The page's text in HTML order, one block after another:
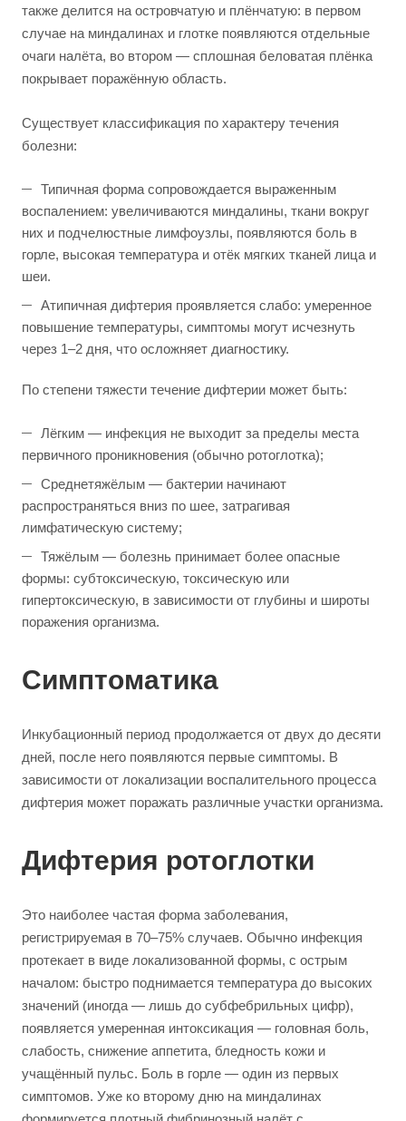
также делится на островчатую и плёнчатую: в первом
случае на миндалинах и глотке появляются отдельные
очаги налёта, во втором — сплошная беловатая плёнка
покрывает поражённую область.
Существует классификация по характеру течения
болезни:
Типичная форма сопровождается выраженным
воспалением: увеличиваются миндалины, ткани вокруг
них и подчелюстные лимфоузлы, появляются боль в
горле, высокая температура и отёк мягких тканей лица и
шеи.
Атипичная дифтерия проявляется слабо: умеренное
повышение температуры, симптомы могут исчезнуть
через 1–2 дня, что осложняет диагностику.
По степени тяжести течение дифтерии может быть:
Лёгким — инфекция не выходит за пределы места
первичного проникновения (обычно ротоглотка);
Среднетяжёлым — бактерии начинают
распространяться вниз по шее, затрагивая
лимфатическую систему;
Тяжёлым — болезнь принимает более опасные
формы: субтоксическую, токсическую или
гипертоксическую, в зависимости от глубины и широты
поражения организма.
Симптоматика
Инкубационный период продолжается от двух до десяти
дней, после него появляются первые симптомы. В
зависимости от локализации воспалительного процесса
дифтерия может поражать различные участки организма.
Дифтерия ротоглотки
Это наиболее частая форма заболевания,
регистрируемая в 70–75% случаев. Обычно инфекция
протекает в виде локализованной формы, с острым
началом: быстро поднимается температура до высоких
значений (иногда — лишь до субфебрильных цифр),
появляется умеренная интоксикация — головная боль,
слабость, снижение аппетита, бледность кожи и
учащённый пульс. Боль в горле — один из первых
симптомов. Уже ко второму дню на миндалинах